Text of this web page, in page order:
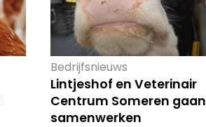
Bedrijfsnieuws
Lintjeshof en Veterinair
Centrum Someren gaan
samenwerken